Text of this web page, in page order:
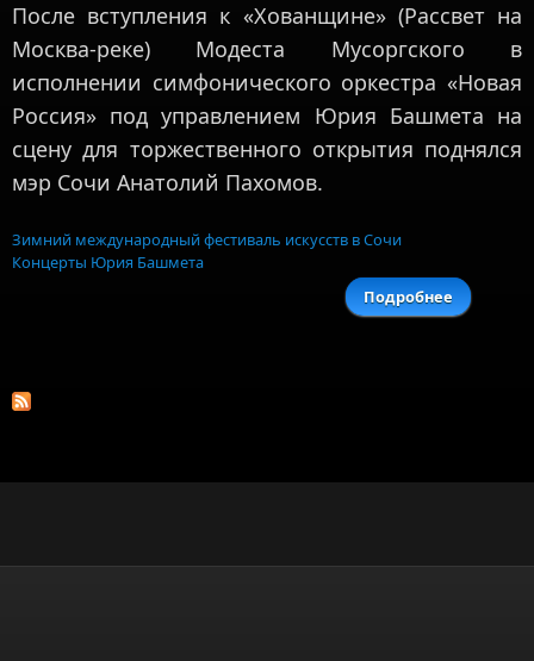
После вступления к «Хованщине» (Рассвет на
Москва-реке) Модеста Мусоргского в
исполнении симфонического оркестра «Новая
Россия» под управлением Юрия Башмета на
сцену для торжественного открытия поднялся
мэр Сочи Анатолий Пахомов.
Зимний международный фестиваль искусств в Сочи
Концерты Юрия Башмета
Подробнее
о